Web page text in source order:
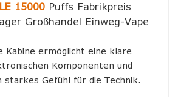
15000 Puffs Fabrikpreis
Großhandel Einweg-Vape
Kabine ermöglicht eine klare
Komponenten und
Gefühl für die Technik.